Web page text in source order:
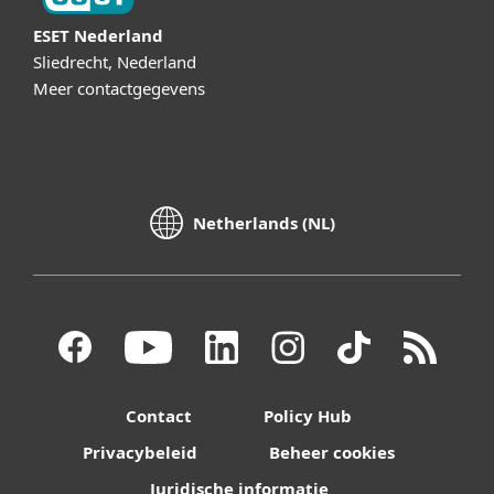
ESET Nederland
Sliedrecht, Nederland
Meer contactgegevens
Netherlands (NL)
Contact
Policy Hub
Privacybeleid
Beheer cookies
Juridische informatie